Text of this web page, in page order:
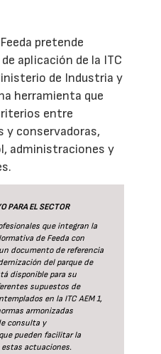
pretende
aplicación de la ITC
de Industria y
herramienta que
entre
y conservadoras,
administraciones y
PARA EL SECTOR
que integran la
de Feeda con
documento de referencia
del parque de
disponible para su
supuestos de
en la ITC AEM 1,
armonizadas
consulta y
pueden facilitar la
actuaciones.